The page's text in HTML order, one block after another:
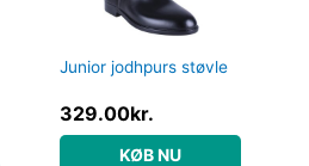
Junior jodhpurs støvle
329.00kr.
KØB NU